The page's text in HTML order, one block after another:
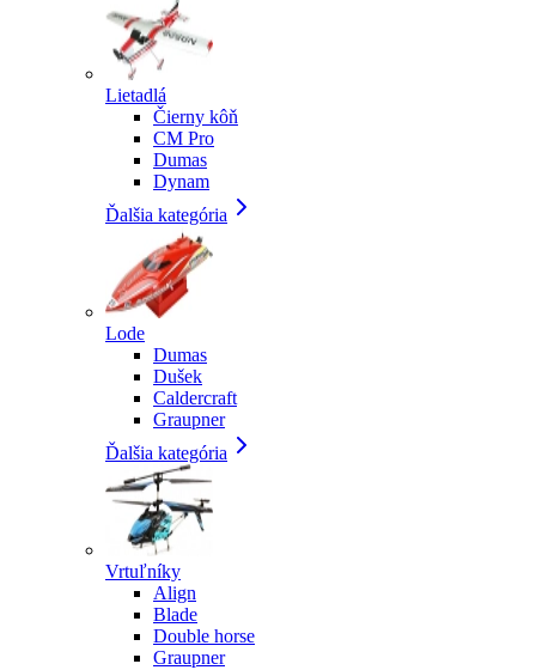
Lietadlá
Čierny kôň
CM Pro
Dumas
Dynam
Ďalšia kategória
Lode
Dumas
Dušek
Caldercraft
Graupner
Ďalšia kategória
Vrtuľníky
Align
Blade
Double horse
Graupner